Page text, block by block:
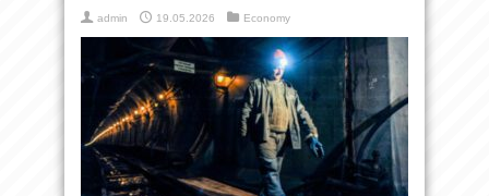
admin 19.05.2026 Economy